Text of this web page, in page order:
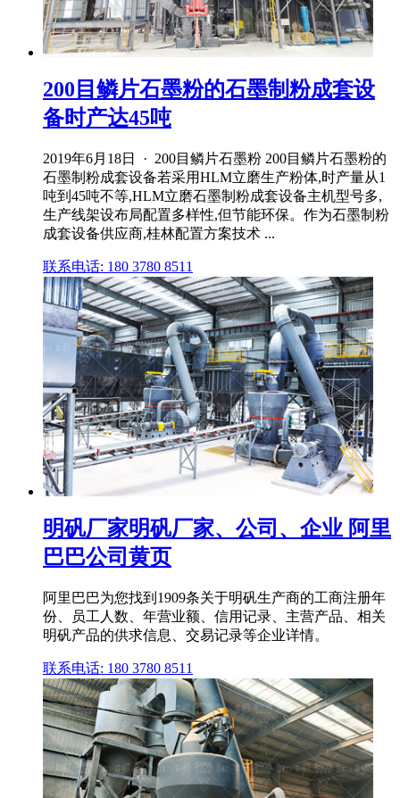
200目鳞片石墨粉的石墨制粉成套设
备时产达45吨
2019年6月18日 · 200目鳞片石墨粉 200目鳞片石墨粉的
石墨制粉成套设备若采用HLM立磨生产粉体,时产量从1
吨到45吨不等,HLM立磨石墨制粉成套设备主机型号多,
生产线架设布局配置多样性,但节能环保。作为石墨制粉
成套设备供应商,桂林配置方案技术 ...
联系电话: 180 3780 8511
明矾厂家明矾厂家、公司、企业 阿里
巴巴公司黄页
阿里巴巴为您找到1909条关于明矾生产商的工商注册年
份、员工人数、年营业额、信用记录、主营产品、相关
明矾产品的供求信息、交易记录等企业详情。
联系电话: 180 3780 8511